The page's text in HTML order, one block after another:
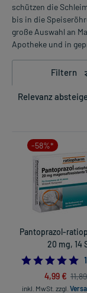
schützen die
bis in die
große Auswahl an
Apotheke und in
Filtern
Relevanz
-58%*
Pantoprazol-
20 mg, 14
4,99 €
inkl. MwSt. zzgl.